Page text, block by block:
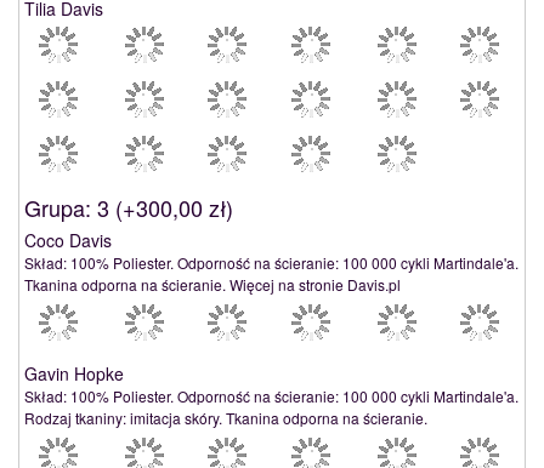
Tilia Davis
Grupa: 3 (+300,00 zł)
Coco Davis
Skład: 100% Poliester. Odporność na ścieranie: 100 000 cykli Martindale'a.
Tkanina odporna na ścieranie. Więcej na stronie Davis.pl
Gavin Hopke
Skład: 100% Poliester. Odporność na ścieranie: 100 000 cykli Martindale'a.
Rodzaj tkaniny: imitacja skóry. Tkanina odporna na ścieranie.